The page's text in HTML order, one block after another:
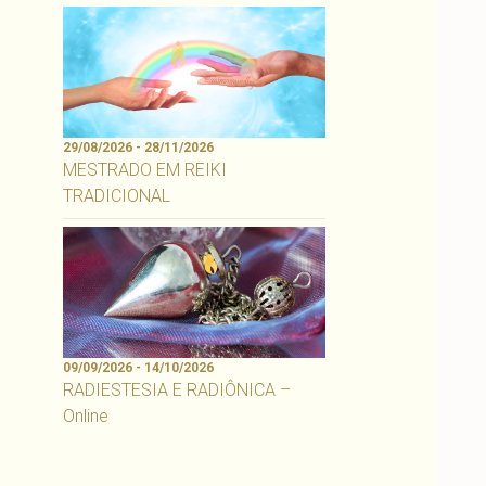
29/08/2026 - 28/11/2026
MESTRADO EM REIKI
TRADICIONAL
09/09/2026 - 14/10/2026
RADIESTESIA E RADIÔNICA –
Online